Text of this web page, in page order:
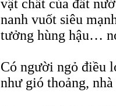
vật chất của đất
nanh vuốt siêu
tưởng hùng hậu…
Có người ngỏ điều
như gió thoảng,